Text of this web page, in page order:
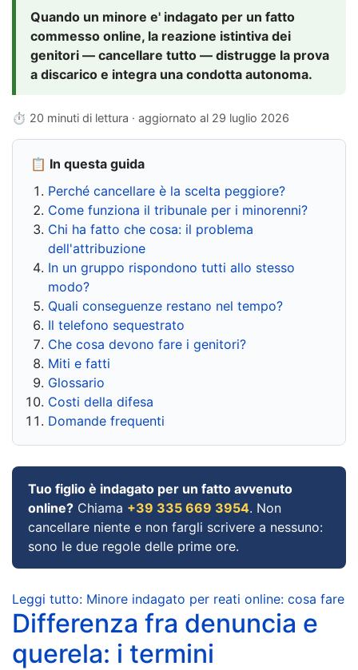
Quando un minore e' indagato per un fatto
commesso online, la reazione istintiva dei
genitori — cancellare tutto — distrugge la prova
a discarico e integra una condotta autonoma.
⏱ 20 minuti di lettura · aggiornato al 29 luglio 2026
📋 In questa guida
Perché cancellare è la scelta peggiore?
Come funziona il tribunale per i minorenni?
Chi ha fatto che cosa: il problema
dell'attribuzione
In un gruppo rispondono tutti allo stesso
modo?
Quali conseguenze restano nel tempo?
Il telefono sequestrato
Che cosa devono fare i genitori?
Miti e fatti
Glossario
Costi della difesa
Domande frequenti
Tuo figlio è indagato per un fatto avvenuto
online? Chiama +39 335 669 3954. Non
cancellare niente e non fargli scrivere a nessuno:
sono le due regole delle prime ore.
Leggi tutto: Minore indagato per reati online: cosa fare
Differenza fra denuncia e
querela: i termini